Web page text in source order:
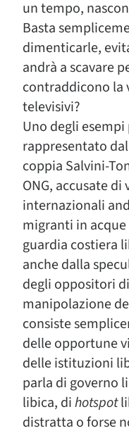
un tempo,
Basta
dimenticarle,
andrà a scavare
contraddicono la
televisivi?
Uno degli
rappresentato
coppia Salvini-
ONG, accusate
internazionali
migranti in
guardia costiera
anche dalla
degli oppositori
manipolazione
consiste
delle opportune
delle istituzioni
parla di governo
libica, dihotspot
distratta o forse